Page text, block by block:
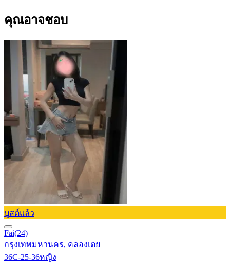
คุณอาจชอบ
บูสต์แล้ว
Fai(24)
กรุงเทพมหานคร, คลองเตย
36C-25-36หญิง